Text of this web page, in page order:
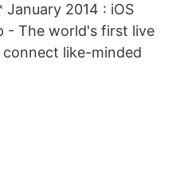
2014 : iOS
- The world's first live
like-minded